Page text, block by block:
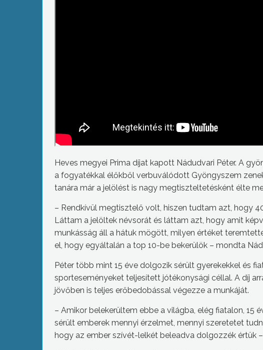
Heves megyei Prima díjat kapott Nádudvari Péter. A
a fogyatékkal élőkből verbuválódott Gyöngyszem
tanára már a jelölést is nagy megtiszteltetésként élte
– Rendkívül megtisztelő volt, hiszen tudtam azt, hogy
Láttam a jelöltek névsorát és láttam azt, hogy amit
munkásság áll a hátuk mögött, milyen értéket
el, hogy egyáltalán a top 10-be bekerülök – mondta
Péter több mint 15 éve dolgozik sérült gyerekekkel és
sporteseményeket teljesített jótékonysági céllal. A díj
jövőben is teljes erőbedobással végezze a munkáját.
– Amikor belekerültem ebbe a világba, elég fiatalon, 15
sérült emberek mennyi érzelmet, mennyi szeretetet
hogy az ember szívét-lelkét beleadva dolgozzék értük